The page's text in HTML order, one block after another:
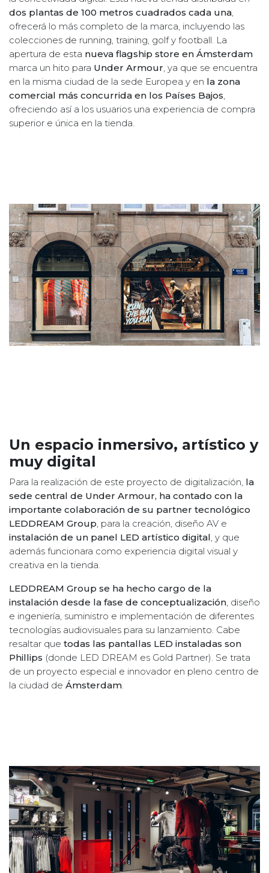
dos plantas de 100 metros cuadrados cada una,
ofrecerá lo más completo de la marca, incluyendo las
colecciones de running, training, golf y football. La
apertura de esta nueva flagship store en Ámsterdam
marca un hito para Under Armour, ya que se encuentra
en la misma ciudad de la sede Europea y en la zona
comercial más concurrida en los Países Bajos,
ofreciendo así a los usuarios una experiencia de compra
superior e única en la tienda.
Un espacio inmersivo, artístico y
muy digital
Para la realización de este proyecto de digitalización, la
sede central de Under Armour, ha contado con la
importante colaboración de su partner tecnológico
LEDDREAM Group, para la creación, diseño AV e
instalación de un panel LED artístico digital, y que
además funcionara como experiencia digital visual y
creativa en la tienda.
LEDDREAM Group se ha hecho cargo de la
instalación desde la fase de conceptualización, diseño
e ingeniería, suministro e implementación de diferentes
tecnologías audiovisuales para su lanzamiento. Cabe
resaltar que todas las pantallas LED instaladas son
Phillips (donde LED DREAM es Gold Partner). Se trata
de un proyecto especial e innovador en pleno centro de
la ciudad de Ámsterdam.